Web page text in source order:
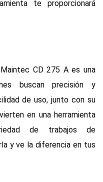
te proporcionará
CD 275 A es una
buscan precisión y
de uso, junto con su
en una herramienta
de trabajos de
y ve la diferencia en tus